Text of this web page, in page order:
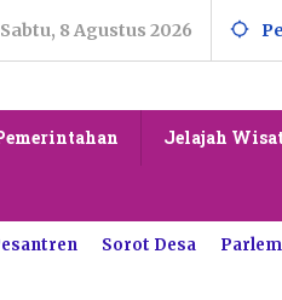
Sabtu, 8 Agustus 2026
Jelajah
Sorot Desa